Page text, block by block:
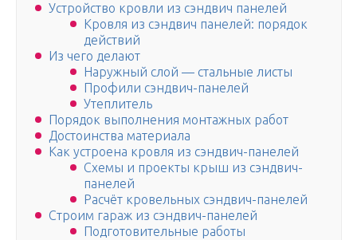
Устройство кровли из сэндвич панелей
Кровля из сэндвич панелей: порядок
действий
Из чего делают
Наружный слой — стальные листы
Профили сэндвич-панелей
Утеплитель
Порядок выполнения монтажных работ
Достоинства материала
Как устроена кровля из сэндвич-панелей
Схемы и проекты крыш из сэндвич-
панелей
Расчёт кровельных сэндвич-панелей
Строим гараж из сэндвич-панелей
Подготовительные работы